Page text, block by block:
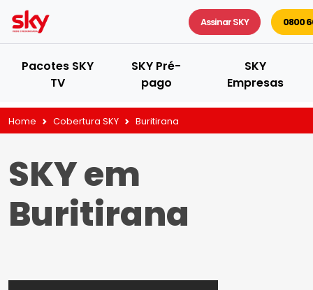
Assinar SKY 0800
Pacotes SKY
TV
SKY Pré-
pago
SKY
Empresas
Home Cobertura SKY Buritirana
SKY em
Buritirana